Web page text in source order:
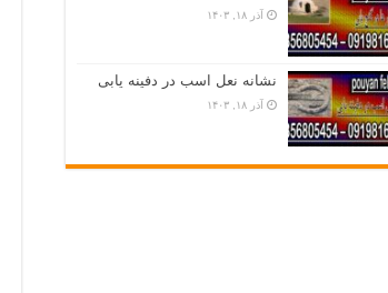
آذر ۱۸, ۱۴۰۳
نشانه نعل اسب در دفینه یابی
آذر ۱۸, ۱۴۰۳